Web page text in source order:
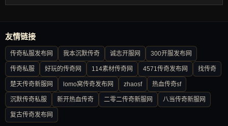
友情链接
传奇私服发布网 我本沉默传奇 诚志开服网 300开服发布网
传奇私服 好玩的传奇网 114素材传奇网 4571传奇发布网 找传奇
楚天传奇新服网 lomo窝传奇发布网 zhaosf 热血传奇sf
沉默传奇私服 新开热血传奇 二零二传奇新服网 八当传奇新服网
复古传奇发布网